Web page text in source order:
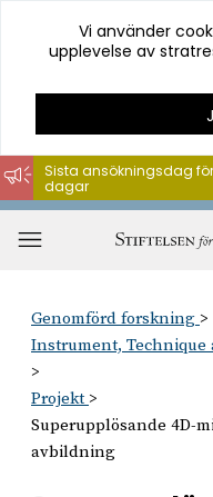
Hoppa
till
innehåll
Vi använder
upplevelse av
Sista ansökningsdag
dagar
Genomförd forskning
Instrument, Technique
Projekt
Superupplösande 4D-
avbildning